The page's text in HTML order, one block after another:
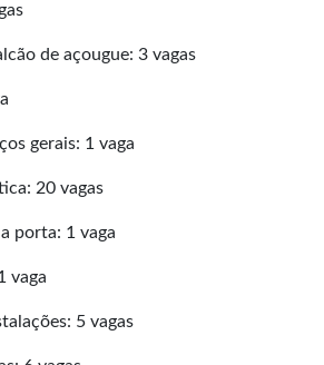
de açougue: 3 vagas
gerais: 1 vaga
20 vagas
porta: 1 vaga
vaga
5 vagas